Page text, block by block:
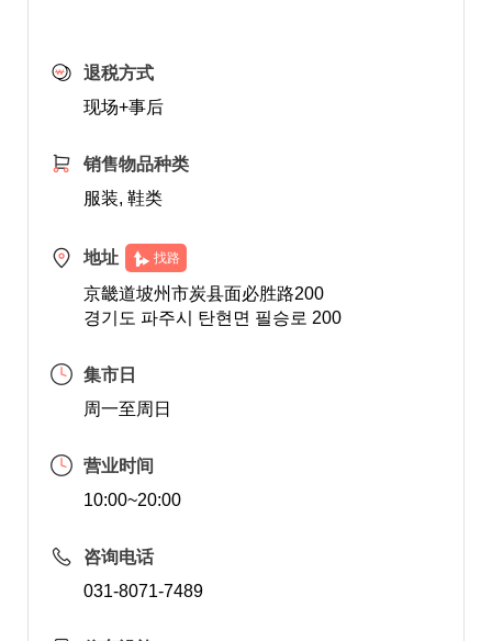
退税方式
现场+事后
销售物品种类
服装, 鞋类
地址 找路
京畿道坡州市炭县面必胜路200
경기도 파주시 탄현면 필승로 200
集市日
周一至周日
营业时间
10:00~20:00
咨询电话
031-8071-7489